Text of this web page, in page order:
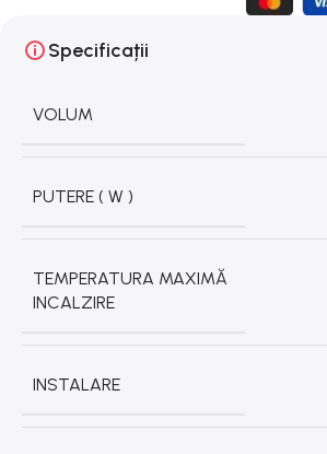
Specificații
VOLUM
PUTERE ( W )
TEMPERATURA MAXIMĂ
INCALZIRE
INSTALARE